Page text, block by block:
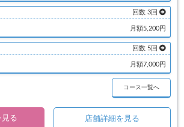
回数 3回
月額5,200円
回数 5回
月額7,000円
コース一覧へ
見る 店舗詳細を見る